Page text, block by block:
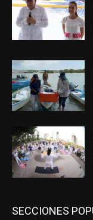
SECCIONES